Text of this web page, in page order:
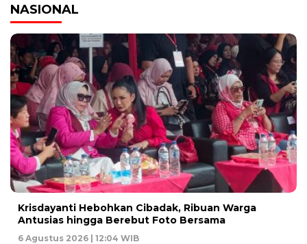
NASIONAL
Krisdayanti Hebohkan Cibadak, Ribuan Warga
Antusias hingga Berebut Foto Bersama
6 Agustus 2026 | 12:04 WIB